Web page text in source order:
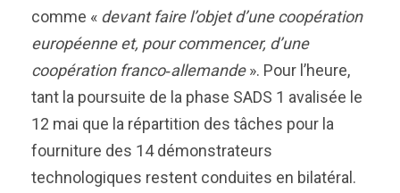
comme « devant faire l’objet d’une coopération
européenne et, pour commencer, d’une
coopération franco‑allemande». Pour l’heure,
tant la poursuite de la phase SADS 1 avalisée le
12 mai que la répartition des tâches pour la
fourniture des 14 démonstrateurs
technologiques restent conduites en bilatéral.